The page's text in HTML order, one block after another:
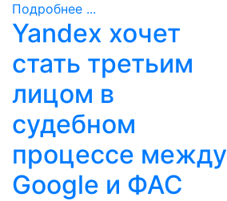
Подробнее ...
Yandex хочет
стать третьим
лицом в
судебном
процессе между
Google и ФАС